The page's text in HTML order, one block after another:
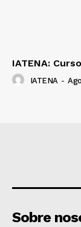
IATENA:
IATENA -
Sobre